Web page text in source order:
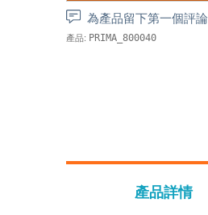
為產品留下第一個評論
產品: PRIMA_800040
產品詳情